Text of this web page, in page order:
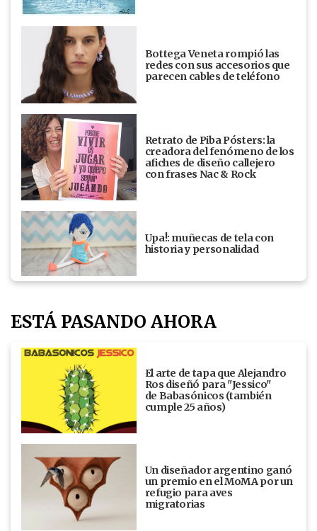
Bottega Veneta rompió las
redes con sus accesorios que
parecen cables de teléfono
Retrato de Piba Pósters: la
creadora del fenómeno de los
afiches de diseño callejero
con frases Nac & Rock
Upa!: muñecas de tela con
historia y personalidad
ESTÁ PASANDO AHORA
El arte de tapa que Alejandro
Ros diseñó para "Jessico"
de Babasónicos (también
cumple 25 años)
Un diseñador argentino ganó
un premio en el MoMA por un
refugio para aves
migratorias